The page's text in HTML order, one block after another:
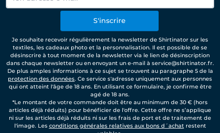
S'inscrire
Je souhaite recevoir régulièrement la newsletter de Shirtinator sur les
textiles, les cadeaux photo et la personnalisation. Il est possible de se
désinscrire à tout moment de la newsletter via le lien de désinscription
dans chaque newsletter ou en envoyant un e-mail à service@shirtinator.fr.
De plus amples informations à ce sujet se trouvent au paragraphe 5 de la
protection des données. Ce service s'adresse uniquement aux personnes
qui ont atteint l'âge de 18 ans. En utilisant ce formulaire, je confirme être
agé de 18 ans.
*Le montant de votre commande doit être au minimum de 30 € (hors
articles déjà réduits) pour bénéficier de l'offre. Cette offre ne s’applique
ni sur les articles déjà réduits ni sur les frais de port et de traitement de
l'image. Les conditions générales relatives aux bons d´achatrestent